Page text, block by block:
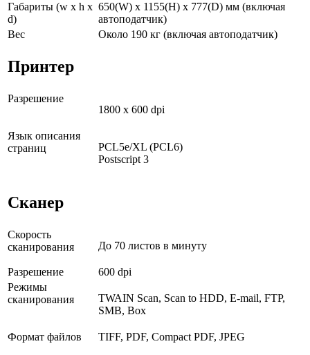
Габариты (w x h x
d)
650(W) x 1155(H) x 777(D) мм (включая
автоподатчик)
Вес
Около 190 кг (включая автоподатчик)
Принтер
Разрешение
1800 x 600 dpi
Язык описания
страниц
PCL5e/XL (PCL6)
Postscript 3
Сканер
Скорость
сканирования
До 70 листов в минуту
Разрешение
600 dpi
Режимы
сканирования
TWAIN Scan, Scan to HDD, E-mail, FTP,
SMB, Box
Формат файлов TIFF, PDF, Compact PDF, JPEG